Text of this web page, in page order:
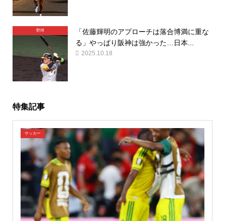
野球
「佐藤輝明のアプローチは落合博満に重な
る」やっぱり阪神は強かった…日本...
2025.10.18
特集記事
サッカー